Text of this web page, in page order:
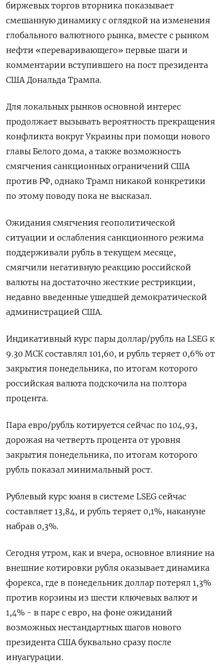
биржевых торгов вторника показывает
смешанную динамику с оглядкой на изменения
глобального валютного рынка, вместе с рынком
нефти «переваривающего» первые шаги и
комментарии вступившего на пост президента
США Дональда Трампа.
Для локальных рынков основной интерес
продолжает вызывать вероятность прекращения
конфликта вокруг Украины при помощи нового
главы Белого дома, а также возможность
смягчения санкционных ограничений США
против РФ, однако Трамп никакой конкретики
по этому поводу пока не высказал.
Ожидания смягчения геополитической
ситуации и ослабления санкционного режима
поддерживали рубль в текущем месяце,
смягчили негативную реакцию российской
валюты на достаточно жесткие рестрикции,
недавно введенные ушедшей демократической
администрацией США.
Индикативный курс пары доллар/рубль на LSEG к
9.30 МСК составлял 101,60, и рубль теряет 0,6% от
закрытия понедельника, по итогам которого
российская валюта подскочила на полтора
процента.
Пара евро/рубль котируется сейчас по 104,93,
дорожая на четверть процента от уровня
закрытия понедельника, по итогам которого
рубль показал минимальный рост.
Рублевый курс юаня в системе LSEG сейчас
составляет 13,84, и рубль теряет 0,1%, накануне
набрав 0,3%.
Сегодня утром, как и вчера, основное влияние на
внешние котировки рубля оказывает динамика
форекса, где в понедельник доллар потерял 1,3%
против корзины из шести ключевых валют и
1,4% - в паре с евро, на фоне ожиданий
возможных нестандартных шагов нового
президента США буквально сразу после
инуагурации.